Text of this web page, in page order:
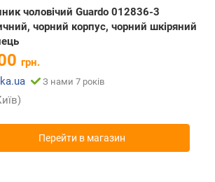
чоловічий Guardo 012836-3
чорний корпус, чорний шкіряний
грн.
З нами 7 років
Перейти в магазин